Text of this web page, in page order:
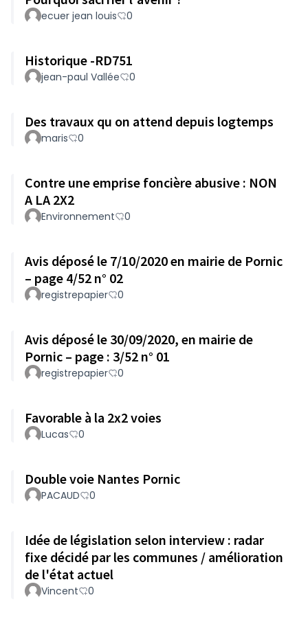
ecuer jean louis 0
Historique -RD751
jean-paul Vallée 0
Des travaux qu on attend depuis logtemps
maris 0
Contre une emprise foncière abusive : NON
A LA 2X2
Environnement 0
Avis déposé le 7/10/2020 en mairie de Pornic
– page 4/52 n° 02
registrepapier 0
Avis déposé le 30/09/2020, en mairie de
Pornic – page : 3/52 n° 01
registrepapier 0
Favorable à la 2x2 voies
Lucas 0
Double voie Nantes Pornic
PACAUD 0
Idée de législation selon interview : radar
fixe décidé par les communes / amélioration
de l'état actuel
Vincent 0